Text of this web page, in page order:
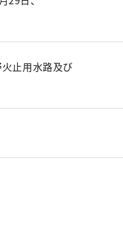
止用水路及び